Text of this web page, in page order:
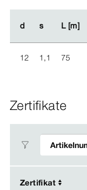
d s L [m]
d s L [m]
12 1,1 75
Zertifikate
Zertifikat
Zertifikat